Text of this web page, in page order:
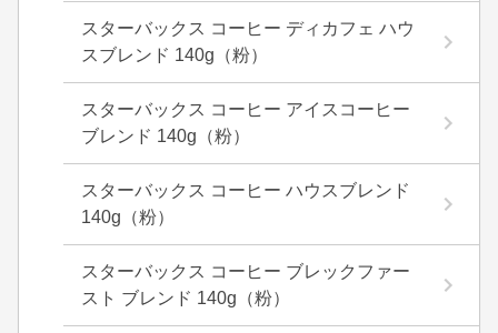
スターバックス コーヒー ディカフェ ハウ
スブレンド 140g（粉）
スターバックス コーヒー アイスコーヒー
ブレンド 140g（粉）
スターバックス コーヒー ハウスブレンド
140g（粉）
スターバックス コーヒー ブレックファー
スト ブレンド 140g（粉）